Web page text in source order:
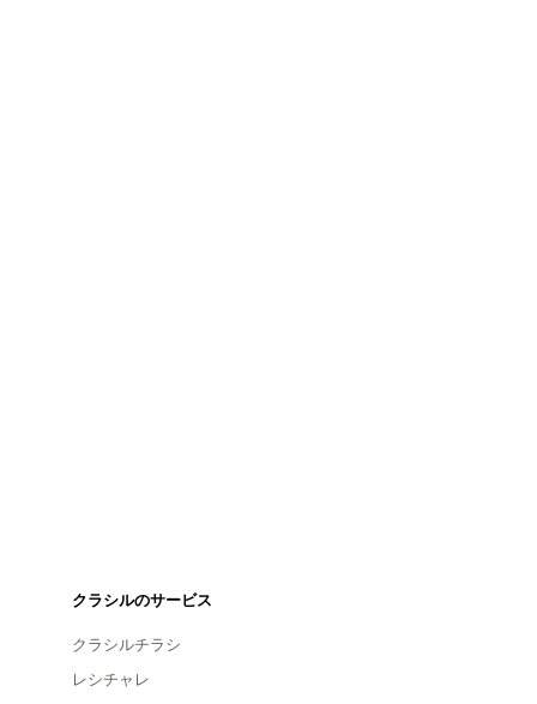
クラシルのサービス
クラシルチラシ
レシチャレ